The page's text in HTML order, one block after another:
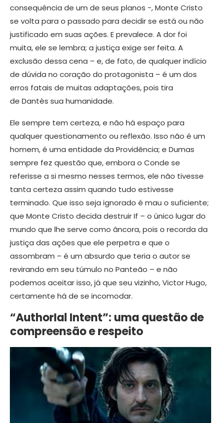
consequência de um de seus planos -, Monte Cristo
se volta para o passado para decidir se está ou não
justificado em suas ações. E prevalece. A dor foi
muita, ele se lembra; a justiça exige ser feita. A
exclusão dessa cena – e, de fato, de qualquer indício
de dúvida no coração do protagonista – é um dos
erros fatais de muitas adaptações, pois tira
de Dantès sua humanidade.
Ele sempre tem certeza, e não há espaço para
qualquer questionamento ou reflexão. Isso não é um
homem, é uma entidade da Providência; e Dumas
sempre fez questão que, embora o Conde se
referisse a si mesmo nesses termos, ele não tivesse
tanta certeza assim quando tudo estivesse
terminado. Que isso seja ignorado é mau o suficiente;
que Monte Cristo decida destruir If – o único lugar do
mundo que lhe serve como âncora, pois o recorda da
justiça das ações que ele perpetra e que o
assombram – é um absurdo que teria o autor se
revirando em seu túmulo no Panteão – e não
podemos aceitar isso, já que seu vizinho, Victor Hugo,
certamente há de se incomodar.
“AuthorIal Intent”: uma questão de
compreensão e respeito